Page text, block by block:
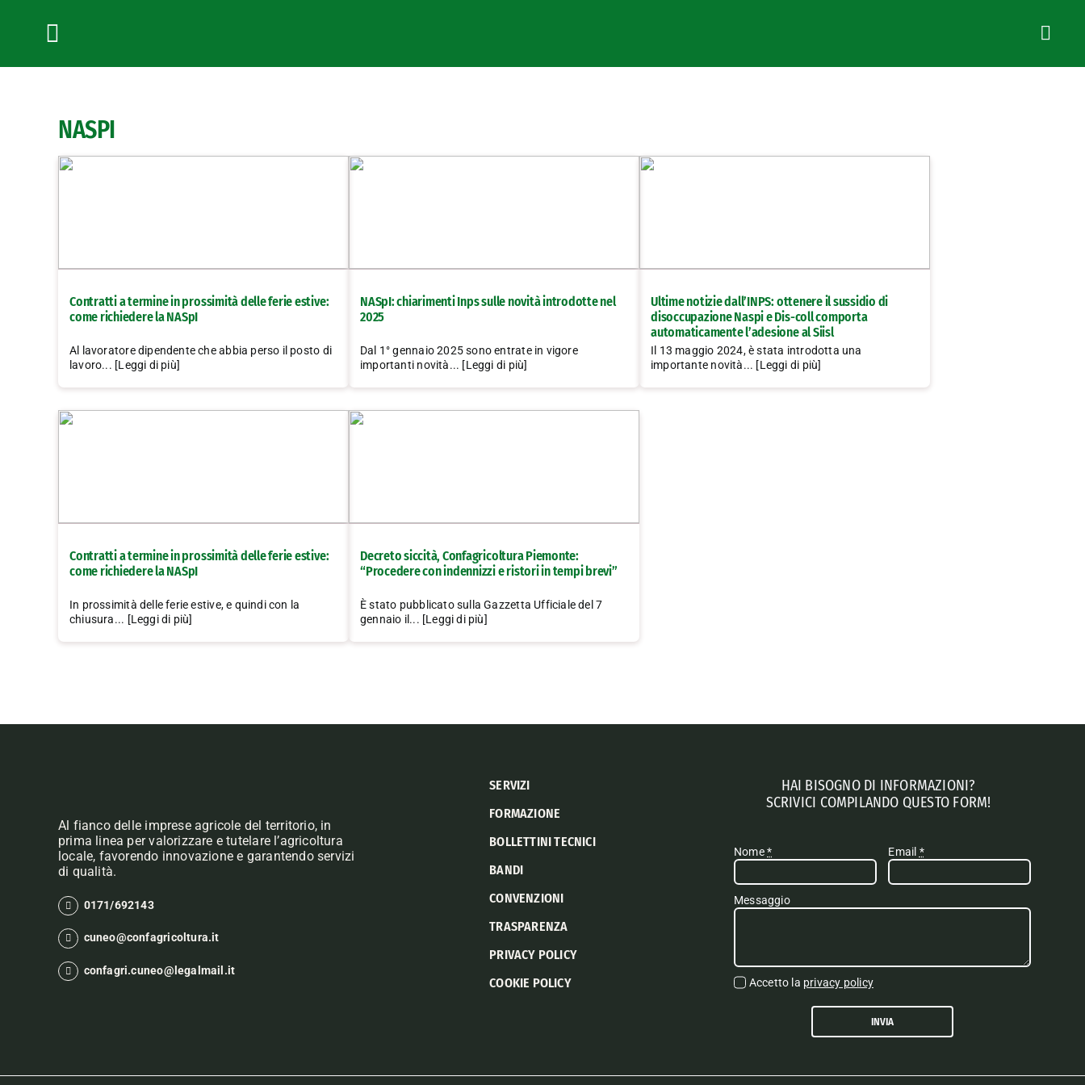
Toggle
Navigation
NASPI
Contratti a termine in prossimità delle ferie estive:
come richiedere la NASpI
Al lavoratore dipendente che abbia perso il posto di
lavoro... [Leggi di più]
NASpI: chiarimenti Inps sulle novità introdotte nel
2025
Dal 1° gennaio 2025 sono entrate in vigore
importanti novità... [Leggi di più]
Ultime notizie dall’INPS: ottenere il sussidio di
disoccupazione Naspi e Dis-coll comporta
automaticamente l’adesione al Siisl
Il 13 maggio 2024, è stata introdotta una
importante novità... [Leggi di più]
Contratti a termine in prossimità delle ferie estive:
come richiedere la NASpI
In prossimità delle ferie estive, e quindi con la
chiusura... [Leggi di più]
Decreto siccità, Confagricoltura Piemonte:
“Procedere con indennizzi e ristori in tempi brevi”
È stato pubblicato sulla Gazzetta Ufficiale del 7
gennaio il... [Leggi di più]
Al fianco delle imprese agricole del territorio, in
prima linea per valorizzare e tutelare l’agricoltura
locale, favorendo innovazione e garantendo servizi
di qualità.
0171/692143
cuneo@confagricoltura.it
confagri.cuneo@legalmail.it
SERVIZI
FORMAZIONE
BOLLETTINI TECNICI
BANDI
CONVENZIONI
TRASPARENZA
PRIVACY POLICY
COOKIE POLICY
HAI BISOGNO DI INFORMAZIONI?
SCRIVICI COMPILANDO QUESTO FORM!
Nome* Email *
Messaggio
Accetto la privacy policy
INVIA